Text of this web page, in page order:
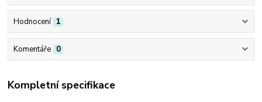
Hodnocení 1
Komentáře 0
Kompletní specifikace